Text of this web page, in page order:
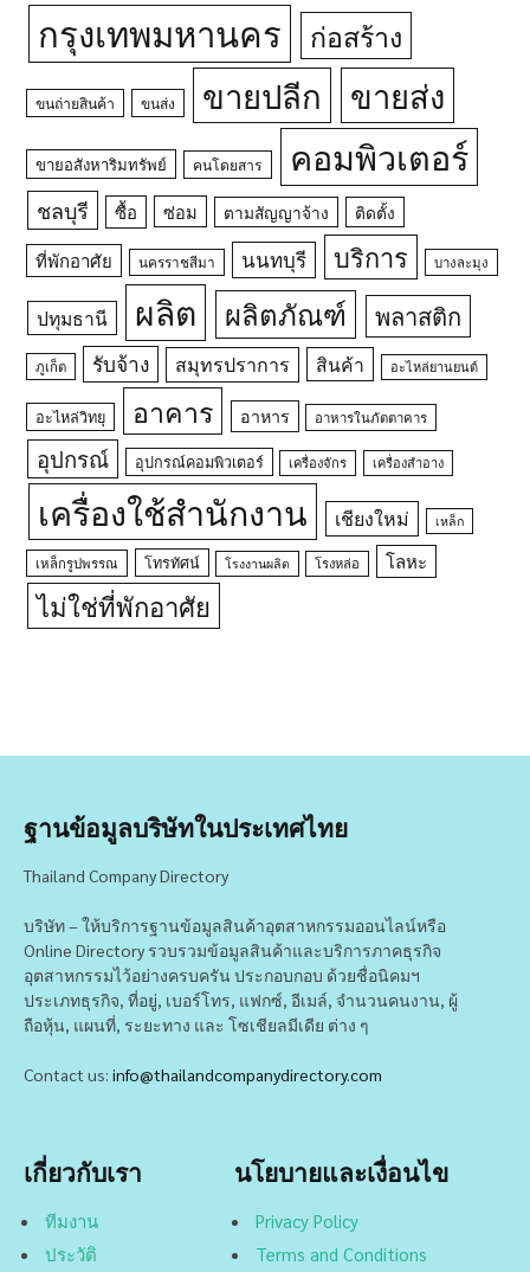
กรุงเทพมหานคร ก่อสร้าง
ขนถ่ายสินค้า ขนส่ง ขายปลีก ขายส่ง
ขายอสังหาริมทรัพย์ คนโดยสาร คอมพิวเตอร์
ชลบุรี ซื้อ ซ่อม ตามสัญญาจ้าง ติดตั้ง
ที่พักอาศัย นครราชสีมา นนทบุรี บริการ บางละมุง
ปทุมธานี ผลิต ผลิตภัณฑ์ พลาสติก
ภูเก็ต รับจ้าง สมุทรปราการ สินค้า อะไหล่ยานยนต์
อะไหล่วิทยุ อาคาร อาหาร อาหารในภัตตาคาร
อุปกรณ์ อุปกรณ์คอมพิวเตอร์ เครื่องจักร เครื่องสำอาง
เครื่องใช้สำนักงาน เชียงใหม่ เหล็ก
เหล็กรูปพรรณ โทรทัศน์ โรงงานผลิต โรงหล่อ โลหะ
ไม่ใช่ที่พักอาศัย
ฐานข้อมูลบริษัทในประเทศไทย
Thailand Company Directory
บริษัท – ให้บริการฐานข้อมูลสินค้าอุตสาหกรรมออนไลน์หรือ
Online Directory รวบรวมข้อมูลสินค้าและบริการภาคธุรกิจ
อุตสาหกรรมไว้อย่างครบครัน ประกอบกอบ ด้วยชื่อนิคมฯ
ประเภทธุรกิจ, ที่อยู่, เบอร์โทร, แฟกซ์, อีเมล์, จำนวนคนงาน, ผู้
ถือหุ้น, แผนที่, ระยะทาง และ โซเชียลมีเดีย ต่าง ๆ
Contact us: info@thailandcompanydirectory.com
เกี่ยวกับเรา
ทีมงาน
ประวัติ
นโยบายและเงื่อนไข
Privacy Policy
Terms and Conditions